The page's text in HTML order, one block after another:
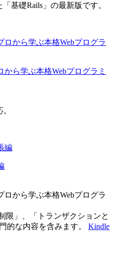
基礎Rails」の最新版です。
から学ぶ本格Webプログラミ
ロから学ぶ本格Webプログラ
限」、「トランザクションと
的な内容を含みます。 Kindle